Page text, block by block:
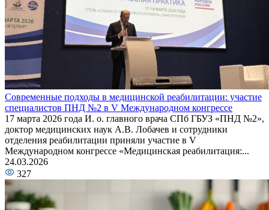
Современные подходы в медицинской реабилитации: участие
специалистов ПНД №2 в V Международном конгрессе
17 марта 2026 года И. о. главного врача СПб ГБУЗ «ПНД №2»,
доктор медицинских наук А.В. Лобачев и сотрудники
отделения реабилитации приняли участие в V
Международном конгрессе «Медицинская реабилитация:...
24.03.2026
327